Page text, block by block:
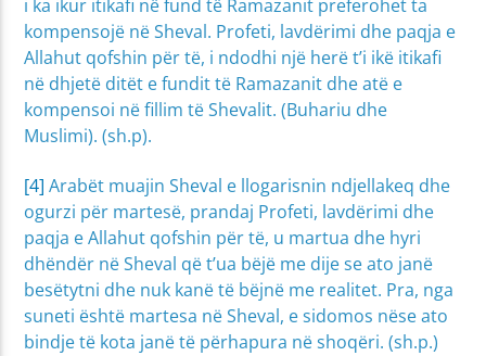
i ka ikur itikafi në fund të Ramazanit preferohet ta
kompensojë në Sheval. Profeti, lavdërimi dhe paqja e
Allahut qofshin për të, i ndodhi një herë t’i ikë itikafi
në dhjetë ditët e fundit të Ramazanit dhe atë e
kompensoi në fillim të Shevalit. (Buhariu dhe
Muslimi). (sh.p).
[4] Arabët muajin Sheval e llogarisnin ndjellakeq dhe
ogurzi për martesë, prandaj Profeti, lavdërimi dhe
paqja e Allahut qofshin për të, u martua dhe hyri
dhëndër në Sheval që t’ua bëjë me dije se ato janë
besëtytni dhe nuk kanë të bëjnë me realitet. Pra, nga
suneti është martesa në Sheval, e sidomos nëse ato
bindje të kota janë të përhapura në shoqëri. (sh.p.)